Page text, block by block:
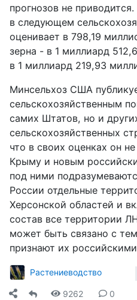
прогнозов не
в следующем
оценивает в 798,19
зерна - в 1 миллиард
в 1 миллиард 219,93
Минсельхоз США
сельскохозяйственным
самих Штатов, но и
сельскохозяйственных
что в своих оценках он
Крыму и новым
под ними
России отдельные
Херсонской областей и
состав все территории
может быть связано с
признают их
Растениеводство
9262 0